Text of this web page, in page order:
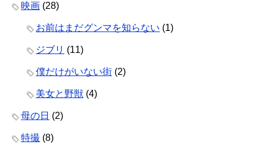
映画 (28)
お前はまだグンマを知らない (1)
ジブリ (11)
僕だけがいない街 (2)
美女と野獣 (4)
母の日 (2)
特撮 (8)